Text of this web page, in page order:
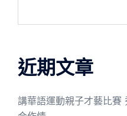
近期文章
講華語運動親子才藝比賽